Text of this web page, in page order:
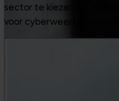
sector te kiezen en de
voor cyberweerbaarheid